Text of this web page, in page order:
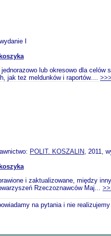
I
lub okresowo dla celów
jak też meldunków i raportów.... >>>
POLIT. KOSZALIN, 2011,
i zaktualizowane, między
Rzeczoznawców Maj...
na pytania i nie